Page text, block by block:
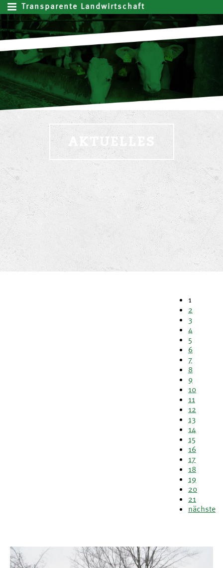
Transparente Landwirtschaft
AKTUELLES
1
2
3
4
5
6
7
8
9
10
11
12
13
14
15
16
17
18
19
20
21
nächste